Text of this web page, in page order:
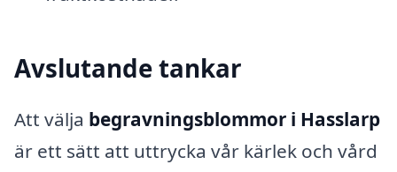
Avslutande tankar
Att välja begravningsblommor i Hasslarp
är ett sätt att uttrycka vår kärlek och vård